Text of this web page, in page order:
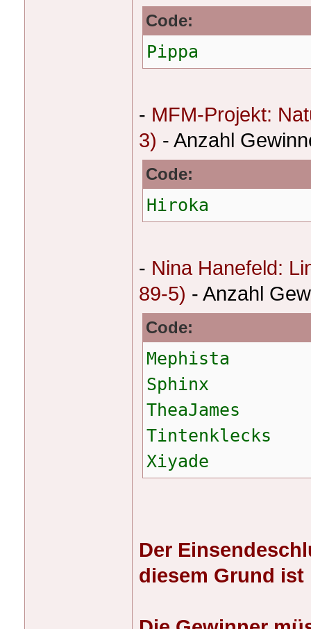
Code:
Pippa
- MFM-Projekt:
3) - Anzahl
Code:
Hiroka
- Nina Hanefeld:
89-5) - Anzahl
Code:
Mephista
Sphinx
TheaJames
Tintenklecks
Xiyade
Der
diesem Grund ist